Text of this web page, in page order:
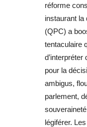
réforme
instaurant la
(QPC) a
tentaculaire
pour la
ambigus,
parlement,
légiférer.